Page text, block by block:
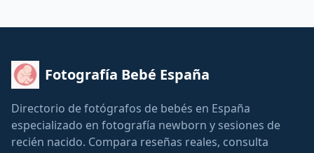
Fotografía Bebé España
Directorio de fotógrafos de bebés en España
especializado en fotografía newborn y sesiones de
recién nacido. Compara reseñas reales, consulta